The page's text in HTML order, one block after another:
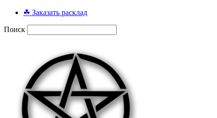
☘ Заказать расклад
Поиск